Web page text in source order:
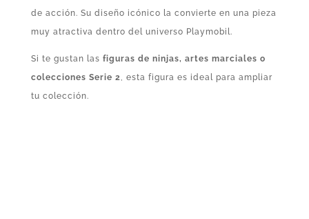
de acción. Su diseño icónico la convierte en una pieza
muy atractiva dentro del universo Playmobil.
Si te gustan las figuras de ninjas, artes marciales o
colecciones Serie 2
, esta figura es ideal para ampliar
tu colección.